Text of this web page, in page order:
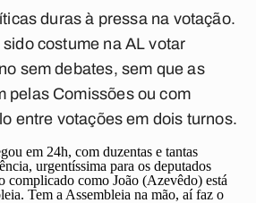
duras à pressa na votação.
costume na AL votar
sem debates, sem que as
pelas Comissões ou com
entre votações em dois turnos.
em 24h, com duzentas e tantas
urgentíssima para os deputados
complicado como João (Azevêdo) está
Tem a Assembleia na mão, aí faz o